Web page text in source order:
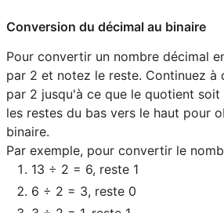
Conversion du décimal au binaire
Pour convertir un nombre décimal
par 2 et notez le reste. Continuez à
par 2 jusqu'à ce que le quotient soit
les restes du bas vers le haut pour
binaire.
Par exemple, pour convertir le
13 ÷ 2 = 6, reste 1
6 ÷ 2 = 3, reste 0